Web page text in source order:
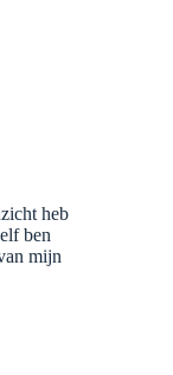
heb
ben
mijn